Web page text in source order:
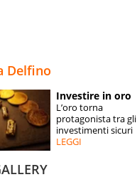
SPECIALI
ESPERTI
Delfino
Investire in oro
L’oro torna
protagonista tra gli
investimenti sicuri
LEGGI